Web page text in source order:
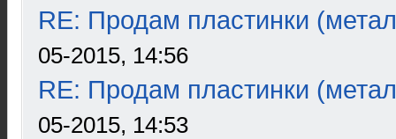
RE: Продам пластинки
05-2015, 14:56
RE: Продам пластинки
05-2015, 14:53